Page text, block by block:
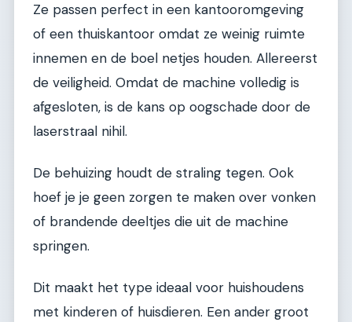
Ze passen perfect in een kantooromgeving
of een thuiskantoor omdat ze weinig ruimte
innemen en de boel netjes houden. Allereerst
de veiligheid. Omdat de machine volledig is
afgesloten, is de kans op oogschade door de
laserstraal nihil.
De behuizing houdt de straling tegen. Ook
hoef je je geen zorgen te maken over vonken
of brandende deeltjes die uit de machine
springen.
Dit maakt het type ideaal voor huishoudens
met kinderen of huisdieren. Een ander groot